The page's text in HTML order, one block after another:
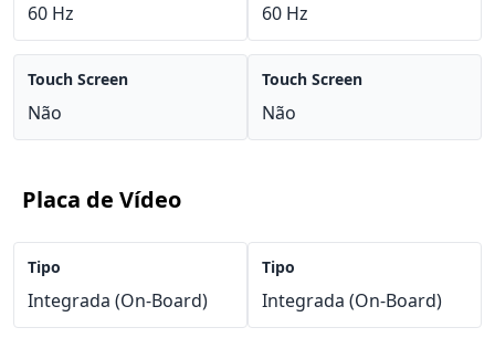
60 Hz
Touch Screen
Não
60 Hz
Touch Screen
Não
Placa de Vídeo
Tipo
Integrada (On-Board)
Tipo
Integrada (On-Board)